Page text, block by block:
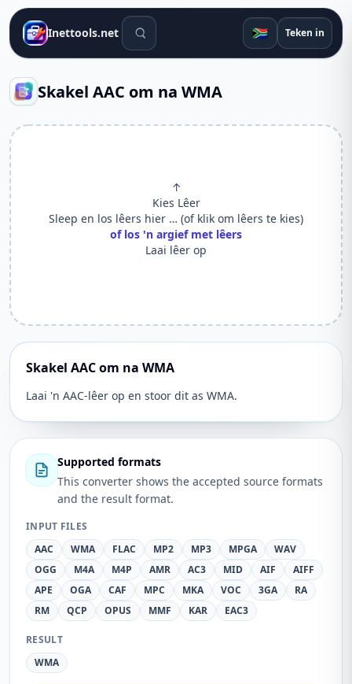
Inettools.net Soek gereedskap 🇿🇦 Teken in
Skakel AAC om na WMA
↑
Kies Lêer
Sleep en los lêers hier … (of klik om lêers te kies)
of los 'n argief met lêers
Laai lêer op
Skakel AAC om na WMA
Laai 'n AAC-lêer op en stoor dit as WMA.
Supported formats
This converter shows the accepted source formats
and the result format.
INPUT FILES
AAC
WMA FLAC MP2 MP3 MPGA
WAV
OGG
M4A M4P AMR AC3 MID AIF
AIFF
APE
OGA CAF MPC MKA VOC 3GA
RA
RM
QCP OPUS MMF KAR EAC3
RESULT
WMA